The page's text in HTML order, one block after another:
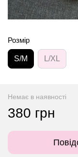
Розмір
S/M L/XL
Немає в наявності
380 грн